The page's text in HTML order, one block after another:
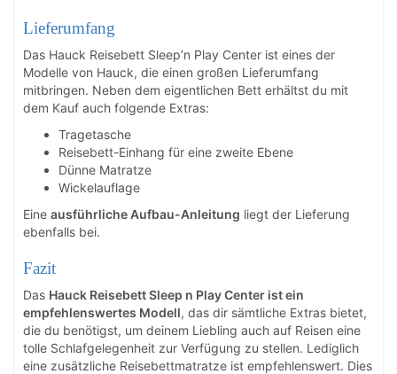
Lieferumfang
Das Hauck Reisebett Sleep’n Play Center ist eines der
Modelle von Hauck, die einen großen Lieferumfang
mitbringen. Neben dem eigentlichen Bett erhältst du mit
dem Kauf auch folgende Extras:
Tragetasche
Reisebett-Einhang für eine zweite Ebene
Dünne Matratze
Wickelauflage
Eine ausführliche Aufbau-Anleitung liegt der Lieferung
ebenfalls bei.
Fazit
Das Hauck Reisebett Sleep n Play Center ist ein
empfehlenswertes Modell, das dir sämtliche Extras bietet,
die du benötigst, um deinem Liebling auch auf Reisen eine
tolle Schlafgelegenheit zur Verfügung zu stellen. Lediglich
eine zusätzliche Reisebettmatratze ist empfehlenswert. Dies